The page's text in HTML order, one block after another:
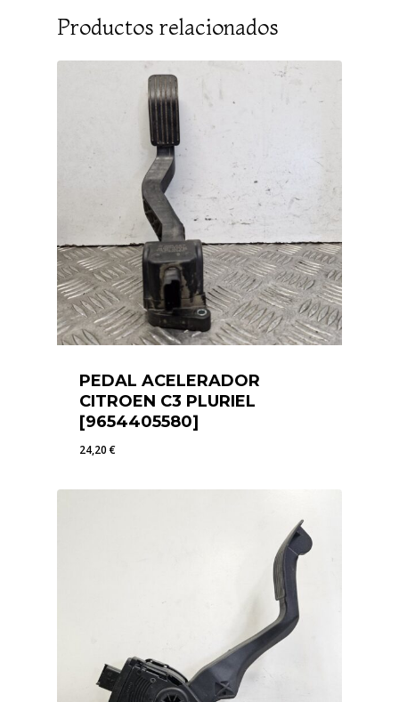
Productos relacionados
PEDAL ACELERADOR
CITROEN C3 PLURIEL
[9654405580]
24,20€